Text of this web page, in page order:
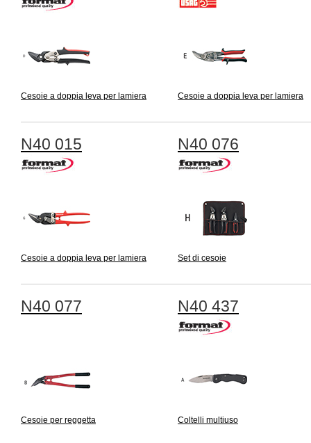
Cesoie a doppia leva per lamiera Cesoie a doppia leva per lamiera
N40 015
Cesoie a doppia leva per lamiera
N40 076
Set di cesoie
N40 077
Cesoie per reggetta
N40 437
Coltelli multiuso